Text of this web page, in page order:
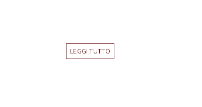
LEGGI TUTTO